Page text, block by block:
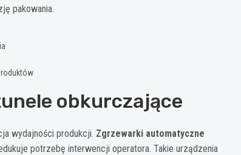
pakowania.
obkurczające
wydajności produkcji. Zgrzewarki automatyczne
potrzebę interwencji operatora. Takie urządzenia